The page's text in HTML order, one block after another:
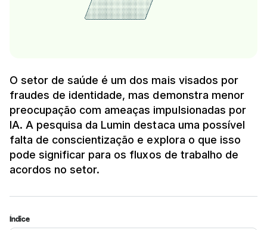
O setor de saúde é um dos mais visados por
fraudes de identidade, mas demonstra menor
preocupação com ameaças impulsionadas por
IA. A pesquisa da Lumin destaca uma possível
falta de conscientização e explora o que isso
pode significar para os fluxos de trabalho de
acordos no setor.
Índice